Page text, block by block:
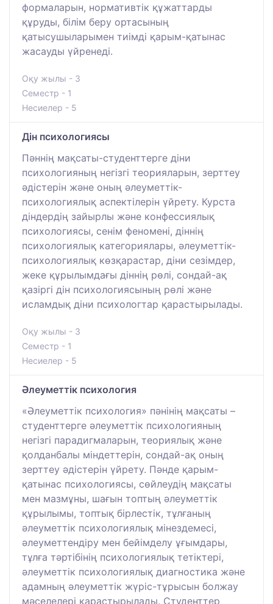
формаларын, нормативтік құжаттарды
құруды, білім беру ортасының
қатысушыларымен тиімді қарым-қатынас
жасауды үйренеді.
Оқу жылы - 3
Семестр - 1
Несиелер - 5
Дін психологиясы
Пәннің мақсаты-студенттерге діни
психологияның негізгі теорияларын, зерттеу
әдістерін және оның әлеуметтік-
психологиялық аспектілерін үйрету. Курста
діндердің зайырлы және конфессиялық
психологиясы, сенім феномені, діннің
психологиялық категориялары, әлеуметтік-
психологиялық көзқарастар, діни сезімдер,
жеке құрылымдағы діннің рөлі, сондай-ақ
қазіргі дін психологиясының рөлі және
исламдық діни психологтар қарастырылады.
Оқу жылы - 3
Семестр - 1
Несиелер - 5
Әлеуметтік психология
«Әлеуметтік психология» пәнінің мақсаты –
студенттерге әлеуметтік психологияның
негізгі парадигмаларын, теориялық және
қолданбалы міндеттерін, сондай-ақ оның
зерттеу әдістерін үйрету. Пәнде қарым-
қатынас психологиясы, сөйлеудің мақсаты
мен мазмұны, шағын топтың әлеуметтік
құрылымы, топтық бірлестік, тұлғаның
әлеуметтік психологиялық мінездемесі,
әлеуметтендіру мен бейімделу ұғымдары,
тұлға тәртібінің психологиялық тетіктері,
әлеуметтік психологиялық диагностика және
адамның әлеуметтік жүріс-тұрысын болжау
мәселелері қарастырылады. Студенттер